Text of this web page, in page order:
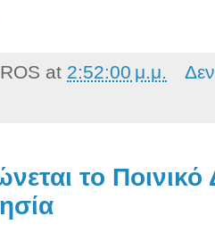
at 2:52:00 μ.μ.
το